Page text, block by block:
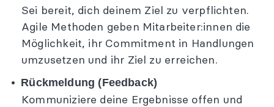
Youtube-Videos
Downloadbereich
Newsletter
Team und Berater
Sei bereit, dich deinem Ziel zu verpflichten.
Agile Methoden geben Mitarbeiter:innen die
Möglichkeit, ihr Commitment in Handlungen
umzusetzen und ihr Ziel zu erreichen.
Rückmeldung (Feedback)
Kommuniziere deine Ergebnisse offen und